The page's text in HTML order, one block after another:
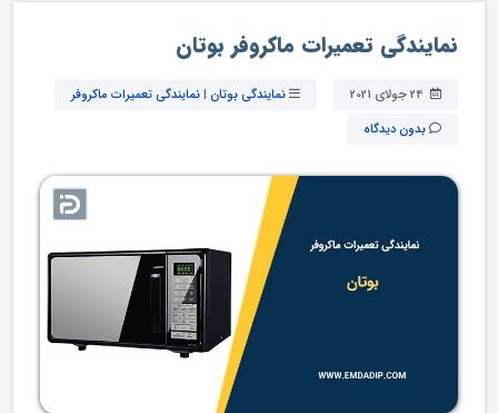
نمایندگی تعمیرات ماکروفر بوتان
نمایندگی بوتان |نمایندگی تعمیرات ماکروفر
بدون دیدگاه